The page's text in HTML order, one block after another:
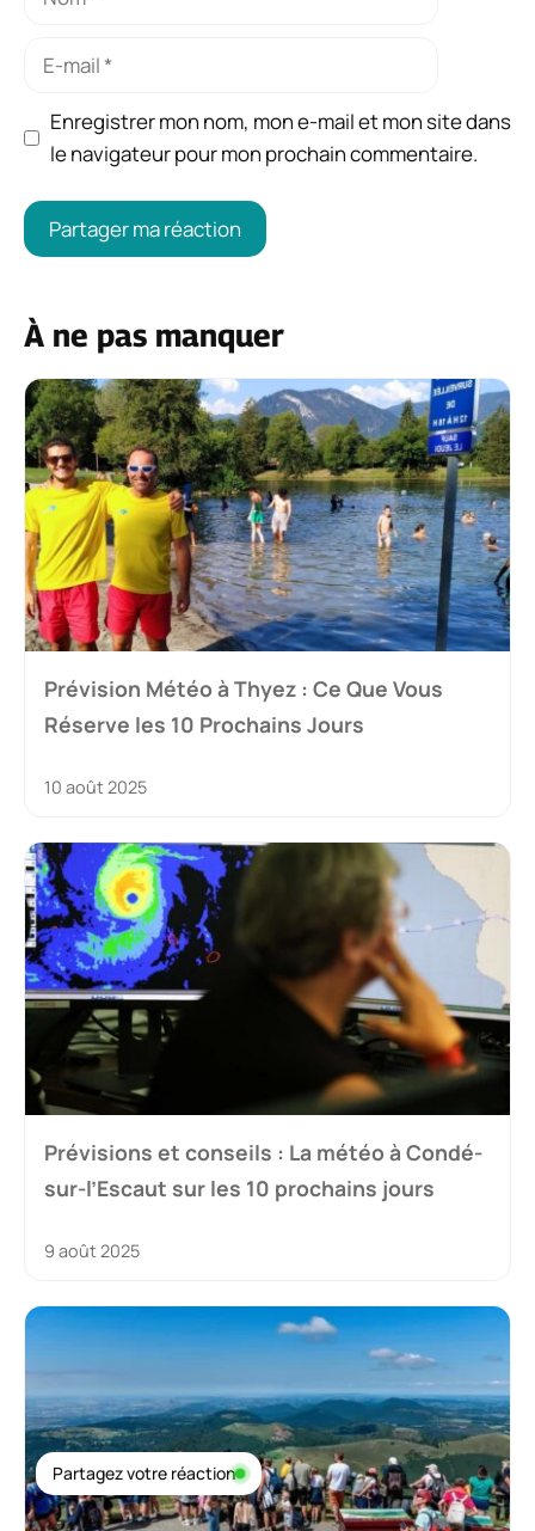
Enregistrer mon nom, mon e-mail et mon site dans
le navigateur pour mon prochain commentaire.
À ne pas manquer
Prévision Météo à Thyez : Ce Que Vous
Réserve les 10 Prochains Jours
10 août 2025
Prévisions et conseils : La météo à Condé-
sur-l’Escaut sur les 10 prochains jours
9 août 2025
Partagez votre réaction